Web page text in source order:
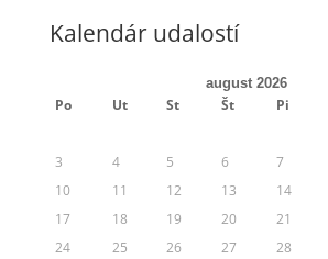
Kalendár udalostí
august 2026
Po Ut St Št Pi
3
4 5 6 7
10
11 12 13 14
17
18 19 20 21
24
25 26 27 28